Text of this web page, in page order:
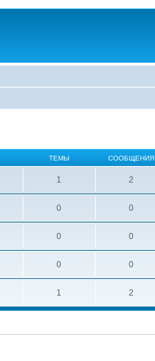
ТЕМЫ СООБЩЕНИЯ
1 2
0 0
0 0
0 0
1 2